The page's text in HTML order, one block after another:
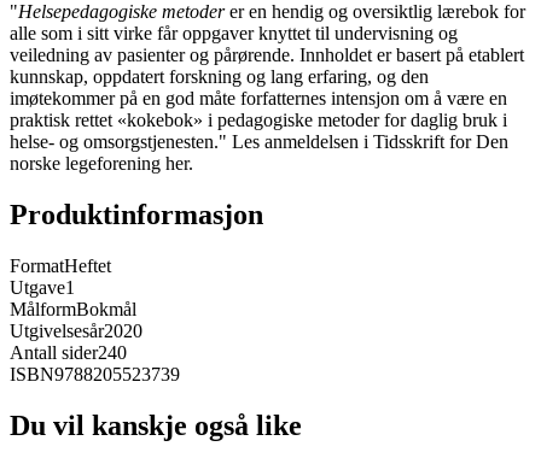
"Helsepedagogiske metoderer en hendig og oversiktlig lærebok for
alle som i sitt virke får oppgaver knyttet til undervisning og
veiledning av pasienter og pårørende. Innholdet er basert på etablert
kunnskap, oppdatert forskning og lang erfaring, og den
imøtekommer på en god måte forfatternes intensjon om å være en
praktisk rettet «kokebok» i pedagogiske metoder for daglig bruk i
helse- og omsorgstjenesten." Les anmeldelsen i Tidsskrift for Den
norske legeforening her.
Produktinformasjon
FormatHeftet
Utgave1
MålformBokmål
Utgivelsesår2020
Antall sider240
ISBN9788205523739
Du vil kanskje også like